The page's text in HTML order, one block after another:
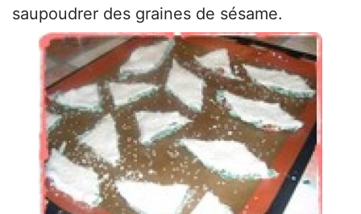
saupoudrer des graines de sésame.